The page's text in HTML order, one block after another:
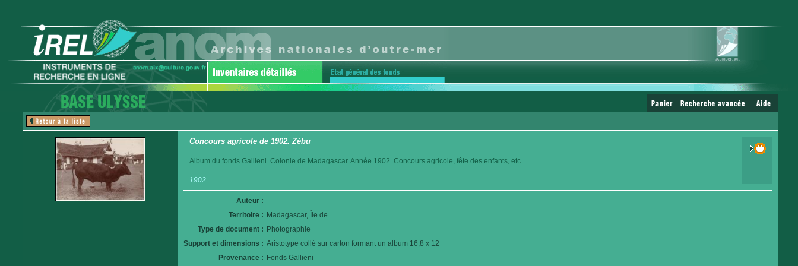
Concours agricole de 1902. Zébu
Album du fonds Gallieni. Colonie de Madagascar. Année 1902. Concours agricole, fête des enfants, etc...
1902
Auteur :
Territoire : Madagascar, Île de
Type de document : Photographie
Support et dimensions : Aristotype collé sur carton formant un album 16,8 x 12
Provenance : Fonds Gallieni